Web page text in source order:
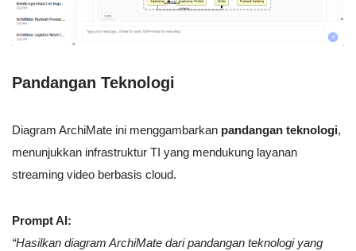
Pandangan Teknologi
Diagram ArchiMate ini menggambarkan pandangan teknologi,
menunjukkan infrastruktur TI yang mendukung layanan
streaming video berbasis cloud.
Prompt AI:
“Hasilkan diagram ArchiMate dari pandangan teknologi yang